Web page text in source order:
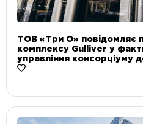
ТОВ «Три О» повідомляє
комплексу Gulliver у
управління консорціуму